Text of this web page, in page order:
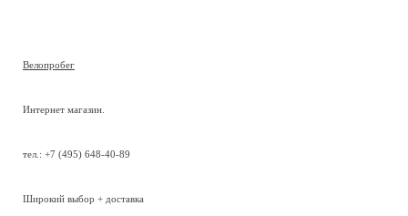
Велопробег
Интернет магазин.
тел.: +7 (495) 648-40-89
Широкий выбор + доставка